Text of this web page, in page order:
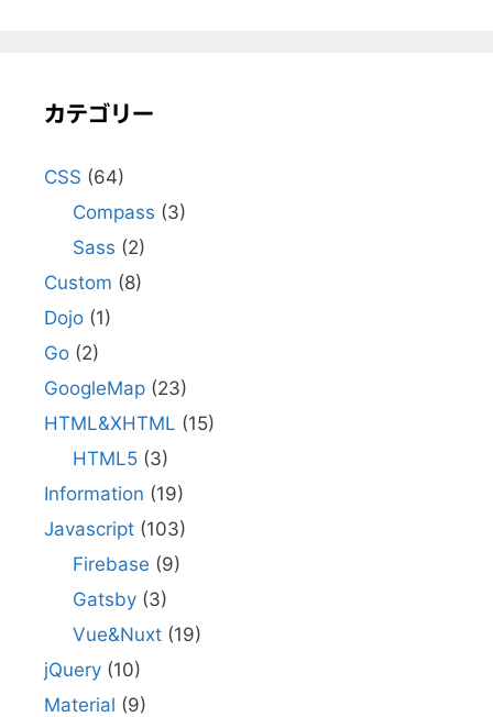
カテゴリー
CSS (64)
Compass (3)
Sass (2)
Custom (8)
Dojo (1)
Go (2)
GoogleMap (23)
HTML&XHTML (15)
HTML5(3)
Information (19)
Javascript (103)
Firebase (9)
Gatsby(3)
Vue&Nuxt(19)
jQuery (10)
Material (9)